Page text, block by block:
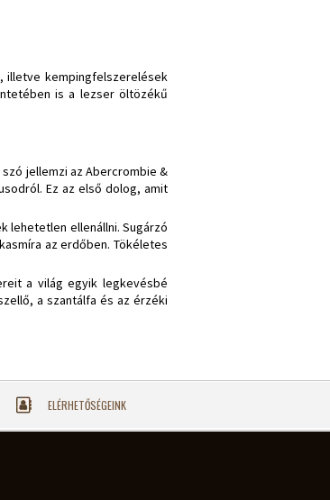
illetve kempingfelszerelések
is a lezser öltözékű
jellemzi az Abercrombie &
Ez az első dolog, amit
lehetetlen ellenállni. Sugárzó
az erdőben. Tökéletes
a világ egyik legkevésbé
a szantálfa és az érzéki
ELÉRHETŐSÉGEINK